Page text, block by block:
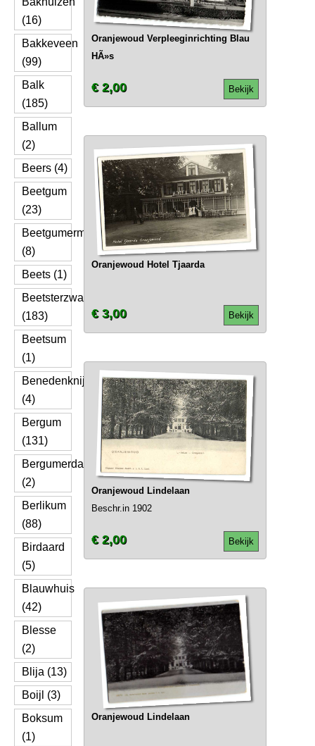
(16)
Bakkeveen
(99)
Balk
(185)
Ballum
(2)
Beers (4)
Beetgum
(23)
Beetgumermolen
(8)
Beets (1)
Beetsterzwaag
(183)
Beetsum
(1)
Benedenknijpe
(4)
Bergum
(131)
Bergumerdam
(2)
Berlikum
(88)
Birdaard
(5)
Blauwhuis
(42)
Blesse
(2)
Blija (13)
Boijl (3)
Boksum
(1)
Oranjewoud Verpleeginrichting Blau
HÃ»s
Bekijk
€ 2,00
Oranjewoud Hotel Tjaarda
Bekijk
€ 3,00
Oranjewoud Lindelaan
Beschr.in 1902
Bekijk
€ 2,00
Oranjewoud Lindelaan